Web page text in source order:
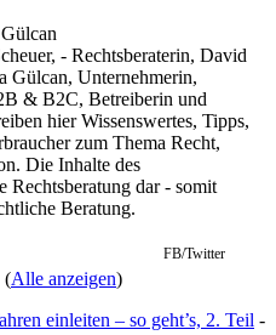
- Rechtsberaterin, David
Gülcan, Unternehmerin,
& B2C, Betreiberin und
hier Wissenswertes, Tipps,
zum Thema Recht,
Die Inhalte des
Rechtsberatung dar - somit
Beratung.
FB/Twitter
(Alle anzeigen)
einleiten – so geht’s, 2. Teil -